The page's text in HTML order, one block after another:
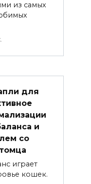
из самых
для
и
со
играет
кошек.